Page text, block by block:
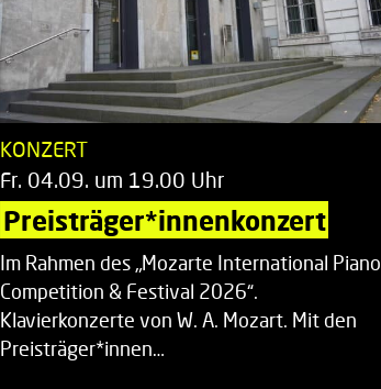
KONZERT
Fr. 04.09. um 19.00 Uhr
Preisträger*innenkonzert
Im Rahmen des „Mozarte International Piano
Competition & Festival 2026“.
Klavierkonzerte von W. A. Mozart. Mit den
Preisträger*innen…